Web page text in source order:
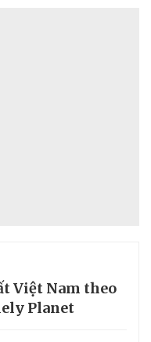
Việt Nam theo
Planet